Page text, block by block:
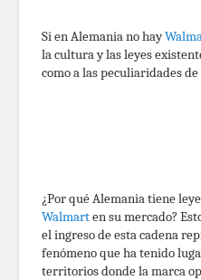
Si en Alemania no hay
la cultura y las leyes
como a las peculiaridades
¿Por qué Alemania tiene
Walmarten su mercado?
el ingreso de esta cadena
fenómeno que ha tenido
territorios donde la marca